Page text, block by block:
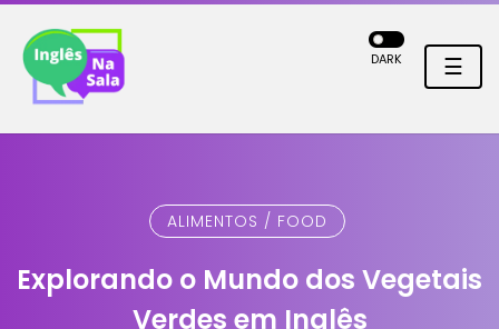
☰
DARK
ALIMENTOS / FOOD
Explorando o Mundo dos Vegetais
Verdes em Inglês